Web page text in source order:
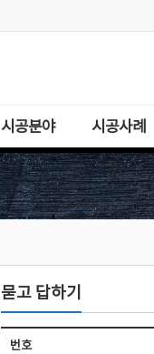
시공분야 시공사례
묻고 답하기
번호